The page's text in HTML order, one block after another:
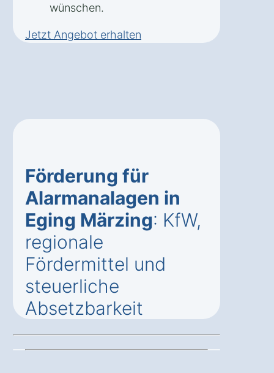
wünschen.
Jetzt Angebot erhalten
Förderung für
Alarmanalagen in
Eging Märzing: KfW,
regionale
Fördermittel und
steuerliche
Absetzbarkeit